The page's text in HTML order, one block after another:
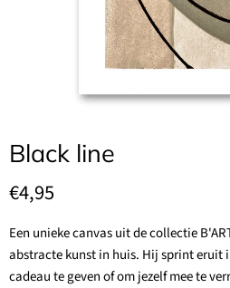
Black line
Huidige prijs
€4,95
Een unieke canvas uit de collectie
abstracte kunst in huis. Hij sprint eruit
cadeau te geven of om jezelf mee te